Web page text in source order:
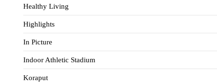
Healthy Living
Highlights
In Picture
Indoor Athletic Stadium
Koraput